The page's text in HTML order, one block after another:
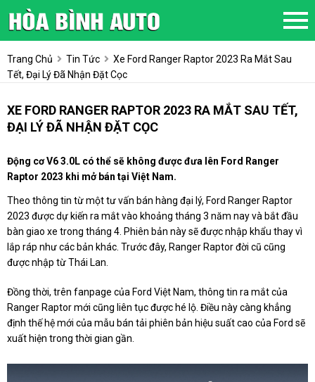
Trang Chủ Tin Tức
Xe Ford Ranger Raptor 2023 Ra Mắt Sau
Tết, Đại Lý Đã Nhận Đặt Cọc
XE FORD RANGER RAPTOR 2023 RA MẮT SAU TẾT,
ĐẠI LÝ ĐÃ NHẬN ĐẶT CỌC
Động cơ V6 3.0L có thể sẽ không được đưa lên Ford Ranger
Raptor 2023 khi mở bán tại Việt Nam.
Theo thông tin từ một tư vấn bán hàng đại lý, Ford Ranger Raptor
2023 được dự kiến ra mắt vào khoảng tháng 3 năm nay và bắt đầu
bàn giao xe trong tháng 4. Phiên bản này sẽ được nhập khẩu thay vì
lắp ráp như các bản khác. Trước đây, Ranger Raptor đời cũ cũng
được nhập từ Thái Lan.
Đồng thời, trên fanpage của Ford Việt Nam, thông tin ra mắt của
Ranger Raptor mới cũng liên tục được hé lộ. Điều này càng khẳng
định thế hệ mới của mẫu bán tải phiên bản hiệu suất cao của Ford sẽ
xuất hiện trong thời gian gần.